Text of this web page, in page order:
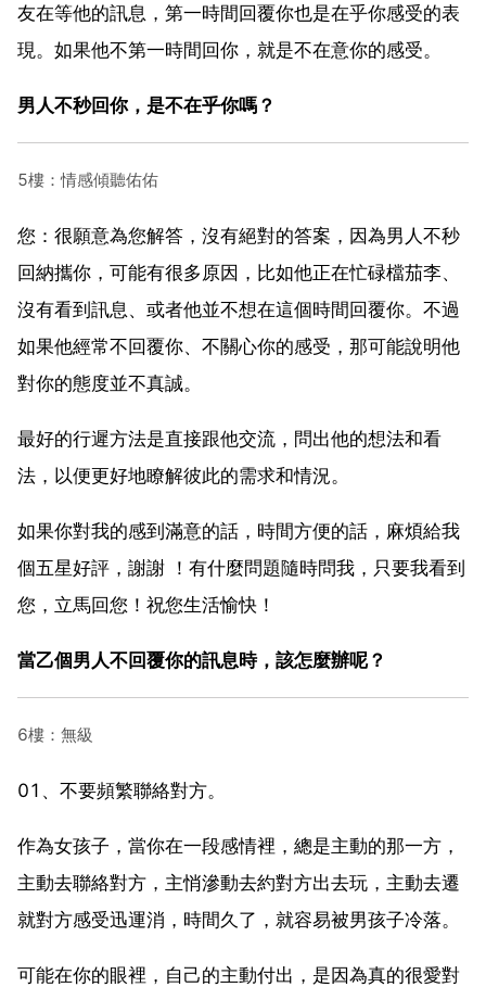
友在等他的訊息，第一時間回覆你也是在乎你感受的表
現。如果他不第一時間回你，就是不在意你的感受。
男人不秒回你，是不在乎你嗎？
5樓：情感傾聽佑佑
您：很願意為您解答，沒有絕對的答案，因為男人不秒
回納攜你，可能有很多原因，比如他正在忙碌檔茄李、
沒有看到訊息、或者他並不想在這個時間回覆你。不過
如果他經常不回覆你、不關心你的感受，那可能說明他
對你的態度並不真誠。
最好的行遲方法是直接跟他交流，問出他的想法和看
法，以便更好地瞭解彼此的需求和情況。
如果你對我的感到滿意的話，時間方便的話，麻煩給我
個五星好評，謝謝 ！有什麼問題隨時問我，只要我看到
您，立馬回您！祝您生活愉快！
當乙個男人不回覆你的訊息時，該怎麼辦呢？
6樓：無級
01、不要頻繁聯絡對方。
作為女孩子，當你在一段感情裡，總是主動的那一方，
主動去聯絡對方，主悄滲動去約對方出去玩，主動去遷
就對方感受迅運消，時間久了，就容易被男孩子冷落。
可能在你的眼裡，自己的主動付出，是因為真的很愛對